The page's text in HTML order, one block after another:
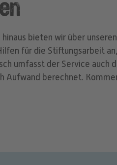
bieten wir über
für die Stiftungsarbeit
umfasst der Service auch
Aufwand berechnet.